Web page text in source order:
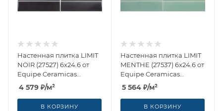
Настенная плитка LIMIT
NOIR (27527) 6x24.6 от
Equipe Ceramicas
(Испания)
4 579 ₽/м²
В КОРЗИНУ
Настенная плитка LIMIT
MENTHE (27537) 6x24.6 от
Equipe Ceramicas
(Испания)
5 564 ₽/м²
В КОРЗИНУ